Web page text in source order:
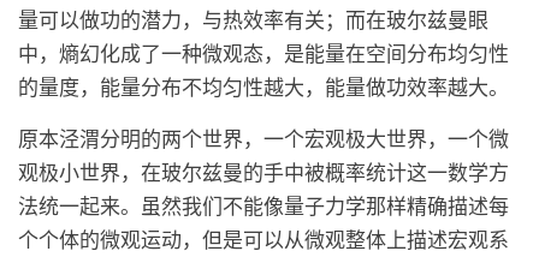
量可以做功的潜力，与热效率有关；而在玻尔兹曼眼
中，熵幻化成了一种微观态，是能量在空间分布均匀性
的量度，能量分布不均匀性越大，能量做功效率越大。
原本泾渭分明的两个世界，一个宏观极大世界，一个微
观极小世界，在玻尔兹曼的手中被概率统计这一数学方
法统一起来。虽然我们不能像量子力学那样精确描述每
个个体的微观运动，但是可以从微观整体上描述宏观系